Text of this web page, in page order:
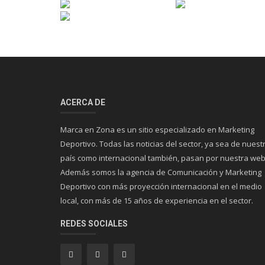
ACERCA DE
Marca en Zona es un sitio especializado en Marketing
Deportivo. Todas las noticias del sector, ya sea de
país como internacional también, pasan por nuestra
Además somos la agencia de Comunicación y Marketing
Deportivo con más proyección internacional en el medio
local, con más de 15 años de experiencia en el sector.
REDES SOCIALES